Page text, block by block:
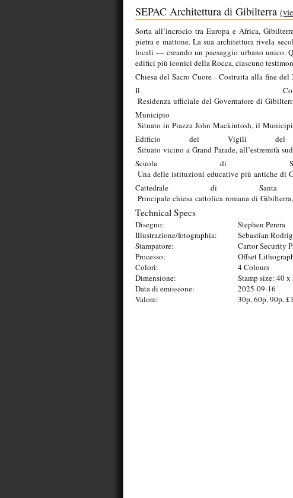
SEPAC Architettura di Gibilterra
Sorta all’incrocio tra Europa e Africa,
pietra e mattone. La sua architettura rivela
locali — creando un paesaggio urbano unico.
edifici più iconici della Rocca, ciascuno
Chiesa del Sacro Cuore - Costruita alla fine del
Il
Residenza ufficiale del Governatore di
Municipio
Situato in Piazza John Mackintosh, il
EdificiodeiVigili
Situato vicino a Grand Parade, all’estremità sud
Scuola di
Una delle istituzioni educative più antiche di
Cattedraledi
Principale chiesa cattolica romana di Gibilterra,
Technical Specs
Disegno:
Stephen Perera
Illustrazione/fotographia:
Sebastian
Stampatore:
Cartor Security
Processo:
Offset
Colori:
4 Colours
Dimensione:
Stamp size: 40
Data di emissione:
2025-09-16
Valore:
30p, 60p, 90p,